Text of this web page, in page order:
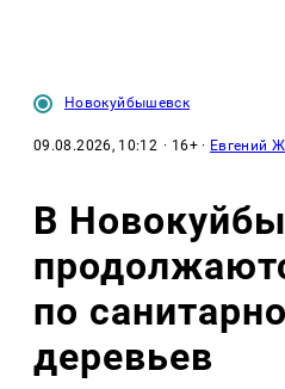
Новокуйбышевск
09.08.2026, 10:12 · 16+ · Евгений
В
по
деревьев